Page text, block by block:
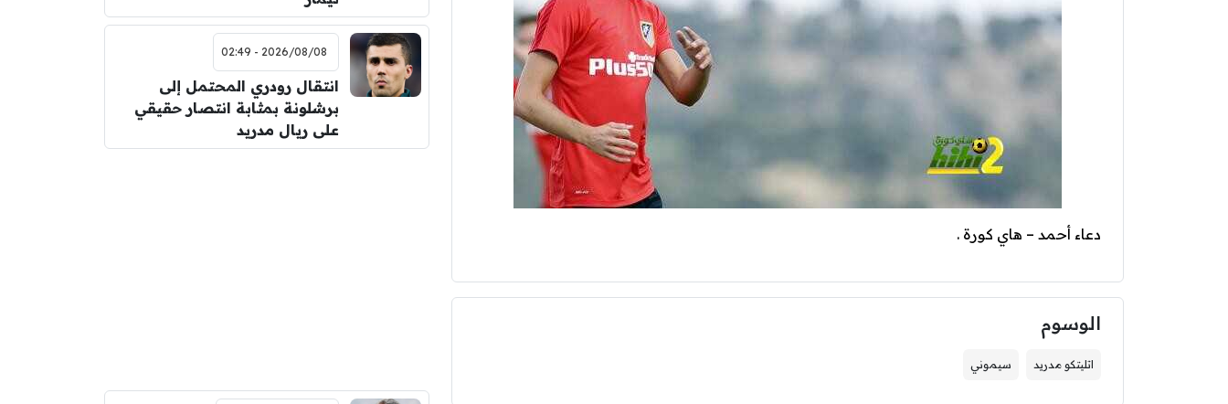
دعاء أحمد – هاي كورة .
الوسوم
اتليتكو مدريد سيموني
2026/08/08 - 02:49
انتقال رودري المحتمل إلى
برشلونة بمثابة انتصار حقيقي
على ريال مدريد